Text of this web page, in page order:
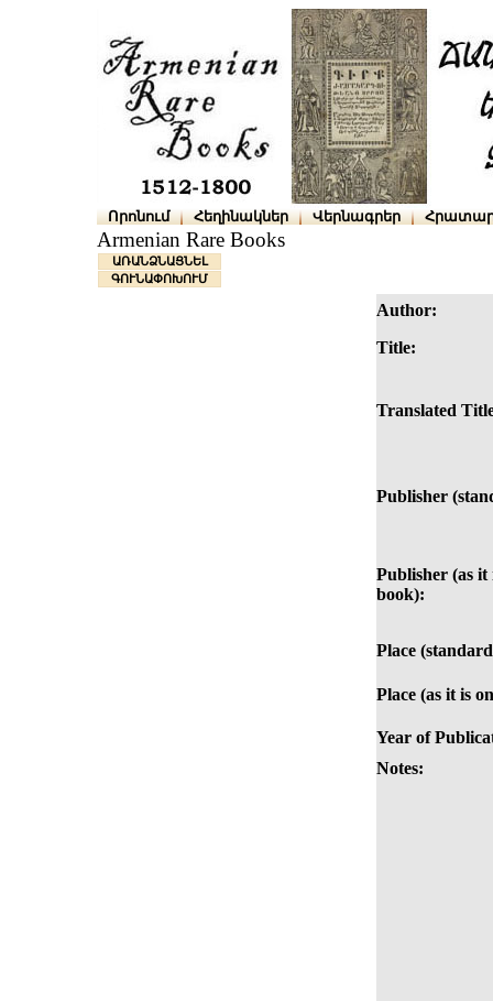
Որոնում Հեղինակներ Վերնագրեր
Armenian Rare Books
ԱՌԱՆՁՆԱՑՆԵԼ
ԳՈՒՆԱՓՈԽՈՒՄ
Author:
Title:
Translated
Publisher
Publisher (as it
book):
Place
Place (as it is
Year of
Notes: